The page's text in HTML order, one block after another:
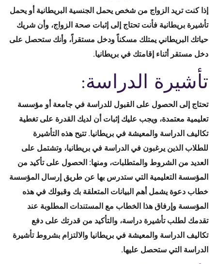
إذا كنت تريد الزواج من شخص يحمل الجنسية البريطانية أو يحمل
تأشيرة بريطانية فأنت تحتاج إلى إثبات صحة الزواج، وأن شريك
حياتك البريطاني يمتلك مسكناً ودخل مستقراً، وأنك ستحصل على
دخل مستقر أثناء إقامتك في بريطانيا.
تأشيرة الدراسة:
تحتاج إلى الحصول على القبول للدراسة في جامعة أو مؤسسة
تعليمية معتمدة، ويجب عليك إثبات أن لديك القدرة على تغطية
تكاليف الدراسة والمعيشة في بريطانيا. تتيح هذه التأشيرة
للطلاب الذين يرغبون في الدراسة في بريطانيا، وتشتمل على
العديد من الشروط والمتطلبات، ومنها: الحصول على تأكيد من
المؤسسة التعليمية التي ستدرس بها عن طريق إرسال المؤسسة
خطاب دعوة يشمل أهم البيانات المتعلقة بك وقبولك في هذه
المؤسسة وإرفاق هذا الخطاب مع المستندات المطلوبة عند
تقدمك لطلب تأشيرة دراسة، والتأكيد من قدرتك على دفع
تكاليف الدراسة والمعيشة في بريطانيا والالتزام بشروط تأشيرة
الدراسة التي ستحصل عليها.